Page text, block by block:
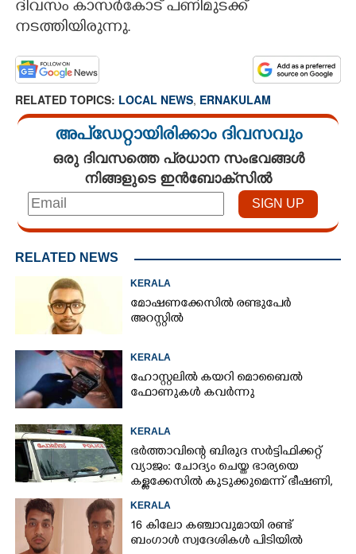
ദിവസം കാസർകോട് പണിമുടക്ക്
നടത്തിയിരുന്നു.
RELATED TOPICS: LOCAL NEWS, ERNAKULAM
അപ്ഡേറ്റായിരിക്കാം ദിവസവും
ഒരു ദിവസത്തെ പ്രധാന സംഭവങ്ങൾ
നിങ്ങളുടെ ഇൻബോക്സിൽ
RELATED NEWS
KERALA
മോഷണക്കേസിൽ രണ്ടുപേർ
അറസ്റ്റിൽ
KERALA
ഹോസ്റ്റലിൽ കയറി മൊബൈൽ
ഫോണുകൾ കവർന്നു
KERALA
ഭർത്താവിന്റെ ബിരുദ സർട്ടിഫിക്കറ്റ്
വ്യാജം: ചോദ്യം ചെയ്ത ഭാര്യയെ
കള്ളക്കേസിൽ കുടുക്കുമെന്ന് ഭീഷണി,
KERALA
16 കിലോ കഞ്ചാവുമായി രണ്ട്
ബംഗാൾ സ്വദേശികൾ പിടിയിൽ